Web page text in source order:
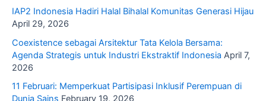
IAP2 Indonesia Hadiri Halal Bihalal Komunitas Generasi Hijau
April 29, 2026
Coexistence sebagai Arsitektur Tata Kelola Bersama:
Agenda Strategis untuk Industri Ekstraktif Indonesia April 7,
2026
11 Februari: Memperkuat Partisipasi Inklusif Perempuan di